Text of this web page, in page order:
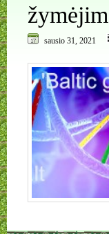
sausio 31, 2021